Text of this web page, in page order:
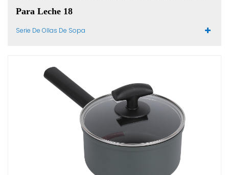
Para Leche 18
Serie De Ollas De Sopa